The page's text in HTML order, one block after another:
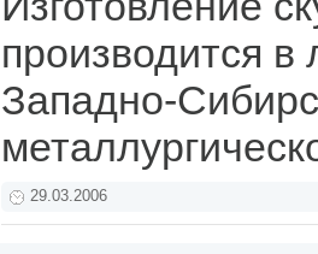
производится в
Западно-
29.03.2006